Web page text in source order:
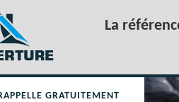
La
GRATUITEMENT